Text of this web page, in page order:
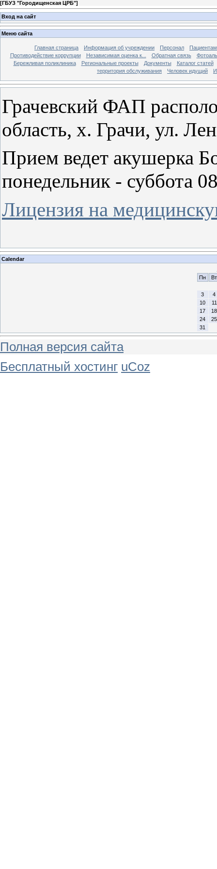
[ГБУЗ "Городищенская ЦРБ"]
Вход на сайт
Меню сайта
Главная страница Информация об учреждении Персонал
Пациентам
Противодействие коррупции
Независимая оценка к... Обратная связь
Бережливая поликлиника
Региональные проекты Документы
Каталог статей
территория обслуживания
Человек идущий
Грачевский ФАП
область, х. Грачи, ул.
Прием ведет акушерка
понедельник - суббота
Лицензия на
Calendar
Пн
Вт
3
4
10
11
17
18
24
25
31
Полная версия сайта
Бесплатный хостинг uCoz